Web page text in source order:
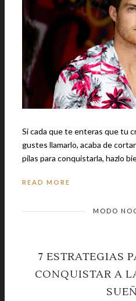
Si cada que te enteras que tu
gustes llamarlo, acaba de
pilas para conquistarla, hazlo
READ MORE
MODO
7 ESTRATEGIAS
CONQUISTAR A